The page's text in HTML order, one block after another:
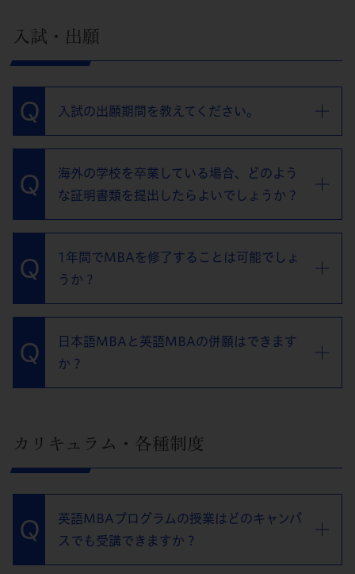
入試・出願
入試の出願期間を教えてください。
海外の学校を卒業している場合、どのよう
な証明書類を提出したらよいでしょうか？
1年間でMBAを修了することは可能でしょ
うか？
日本語MBAと英語MBAの併願はできます
か？
カリキュラム・各種制度
英語MBAプログラムの授業はどのキャンパ
スでも受講できますか？